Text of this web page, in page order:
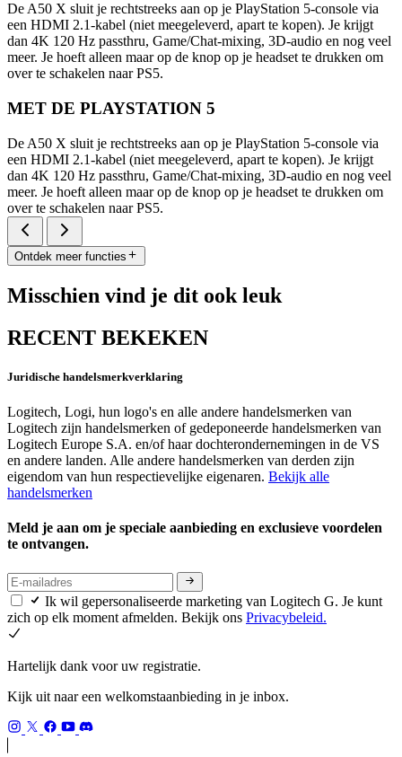
De A50 X sluit je rechtstreeks aan op je PlayStation 5-console via
een HDMI 2.1-kabel (niet meegeleverd, apart te kopen). Je krijgt
dan 4K 120 Hz passthru, Game/Chat-mixing, 3D-audio en nog veel
meer. Je hoeft alleen maar op de knop op je headset te drukken om
over te schakelen naar PS5.
MET DE PLAYSTATION 5
De A50 X sluit je rechtstreeks aan op je PlayStation 5-console via
een HDMI 2.1-kabel (niet meegeleverd, apart te kopen). Je krijgt
dan 4K 120 Hz passthru, Game/Chat-mixing, 3D-audio en nog veel
meer. Je hoeft alleen maar op de knop op je headset te drukken om
over te schakelen naar PS5.
Ontdek meer functies
Misschien vind je dit ook leuk
RECENT BEKEKEN
Juridische handelsmerkverklaring
Logitech, Logi, hun logo's en alle andere handelsmerken van
Logitech zijn handelsmerken of gedeponeerde handelsmerken van
Logitech Europe S.A. en/of haar dochterondernemingen in de VS
en andere landen. Alle andere handelsmerken van derden zijn
eigendom van hun respectievelijke eigenaren. Bekijk alle
handelsmerken
Meld je aan om je speciale aanbieding en exclusieve voordelen
te ontvangen.
Ik wil gepersonaliseerde marketing van Logitech G. Je kunt
zich op elk moment afmelden. Bekijk ons Privacybeleid.
Hartelijk dank voor uw registratie.
Kijk uit naar een welkomstaanbieding in je inbox.